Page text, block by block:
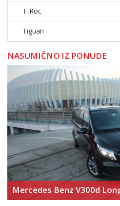
T-Roc
Tiguan
NASUMIČNO IZ PONUDE